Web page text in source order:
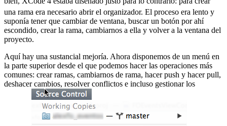
una rama era necesario abrir el organizador. El proceso era lento y
suponía tener que cambiar de ventana, buscar un botón por ahí
escondido, crear la rama, cambiarnos a ella y volver a la ventana del
proyecto.
Aquí hay una sustancial mejoría. Ahora disponemos de un menú en
la parte superior desde el que podemos hacer las operaciones más
comunes: crear ramas, cambiarnos de rama, hacer push y hacer pull,
deshacer cambios, resolver conflictos e incluso gestionar los